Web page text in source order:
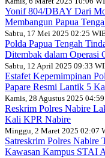
Yonif 804/DBAY Dari
Membangun Papua
Sabtu, 17 Mei 2025 02:25
Polda Papua Tengah
Ditembak dalam Operasi
Sabtu, 12 April 2025 09:33
Estafet Kepemimpinan
Papare Resmi Lantik 5
Kamis, 28 Agustus 2025
Reskrim Polres Nabire
Kali KPR Nabire
Minggu, 2 Maret 2025 02:07
Satreskrim Polres Nabire
Kawasan Kampus STAI